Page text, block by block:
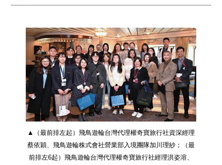
▲（最前排左起）飛鳥遊輪台灣代理權奇寶旅行社資深經理
蔡依穎、飛鳥遊輪株式會社營業部入境團隊加川理紗；（最
前排左6起）飛鳥遊輪台灣代理權奇寶旅行社經理洪姿溶、